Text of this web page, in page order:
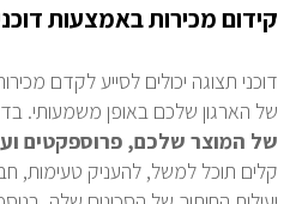
קידום מכירות באמצעות
דוכני תצוגה יכולים לסייע לקדם
של הארגון שלכם באופן משמעותי.
של המוצר שלכם, פרוספקטים
קלים תוכל למשל, להעניק טעימות,